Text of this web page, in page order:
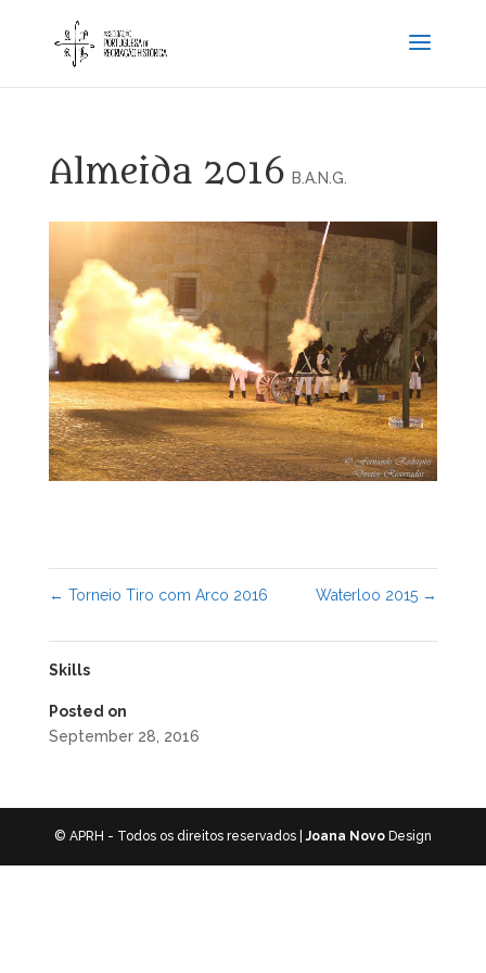
Almeida 2016 B.A.N.G.
← Torneio Tiro com Arco 2016 Waterloo 2015 →
Skills
Posted on
September 28, 2016
© APRH - Todos os direitos reservados |Joana NovoDesign